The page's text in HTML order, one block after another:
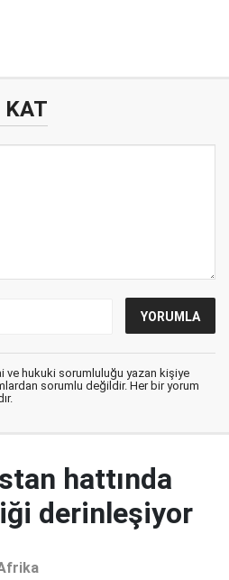
KAT
ve hukuki sorumluluğu yazan kişiye
sorumlu değildir. Her bir yorum
hattında
derinleşiyor